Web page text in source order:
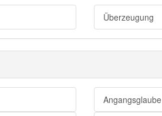
Glauben
Religion
Überzeugung
Angangsglaube